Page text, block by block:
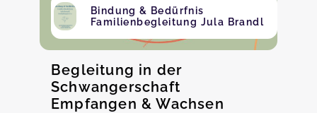
Bindung & Bedürfnis
Familienbegleitung Jula Brandl
Begleitung in der
Schwangerschaft
Empfangen & Wachsen